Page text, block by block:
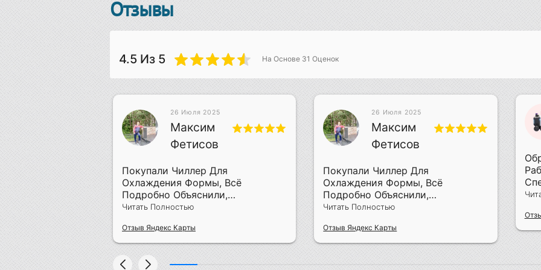
Отзывы
4.5 Из 5 На Основе 31 Оценок
Своего Дела
26 Июля 2025
Максим
Фетисов
Покупали Чиллер Для
Охлаждения Формы, Всё
Подробно Объяснили,
Смонтировали За Два Дня
Читать Полностью
Отзыв Яндекс Карты
26 Июля 2025
Максим
Фетисов
Покупали Чиллер Для
Охлаждения Формы, Всё
Подробно Объяснили,
Смонтировали За Два Дня
Читать Полностью
Отзыв Яндекс Карты